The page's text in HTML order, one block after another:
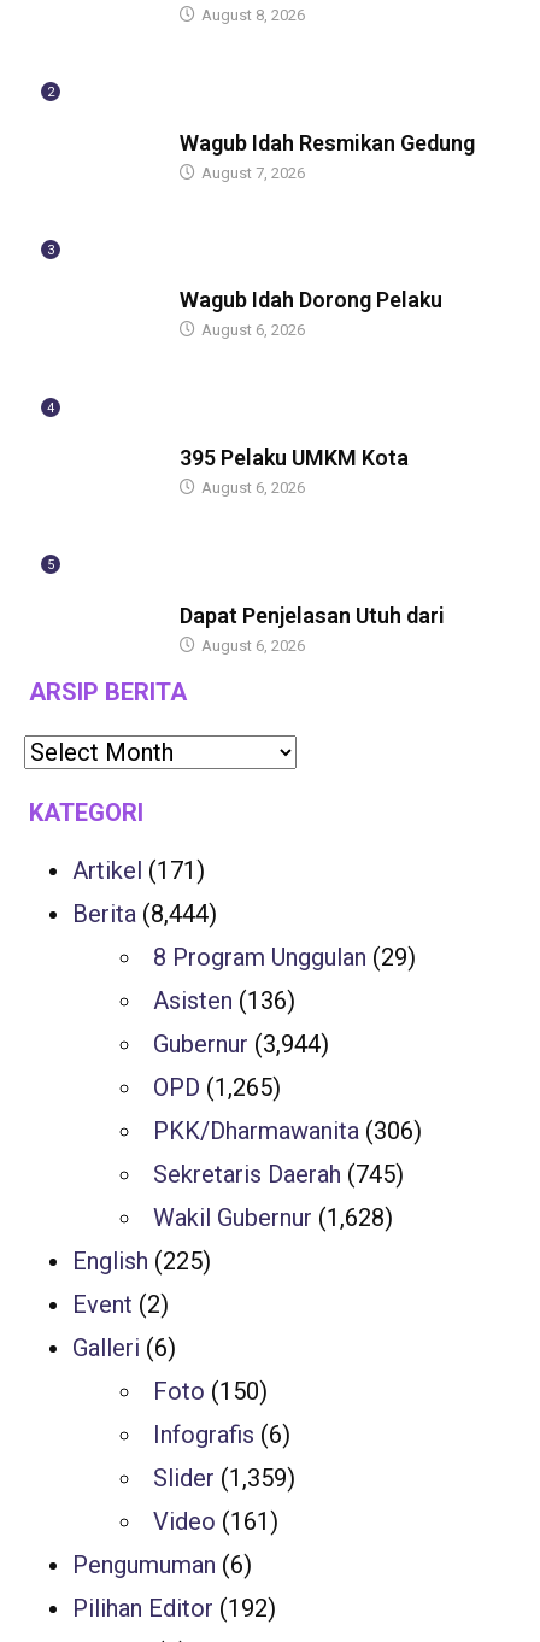
August 8, 2026
2
Wagub Idah Resmikan Gedung
August 7, 2026
3
Wagub Idah Dorong Pelaku
August 6, 2026
4
395 Pelaku UMKM Kota
August 6, 2026
5
Dapat Penjelasan Utuh dari
August 6, 2026
ARSIP BERITA
KATEGORI
Artikel (171)
Berita (8,444)
8 Program Unggulan (29)
Asisten (136)
Gubernur (3,944)
OPD (1,265)
PKK/Dharmawanita (306)
Sekretaris Daerah (745)
Wakil Gubernur (1,628)
English (225)
Event (2)
Galleri (6)
Foto (150)
Infografis (6)
Slider (1,359)
Video (161)
Pengumuman (6)
Pilihan Editor (192)